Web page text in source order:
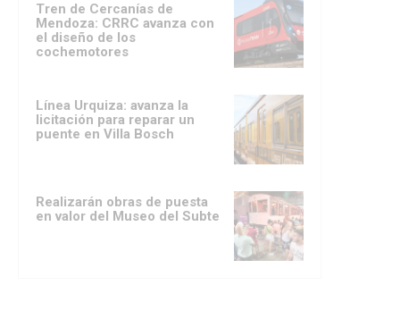
Tren de Cercanías de
Mendoza: CRRC avanza con
el diseño de los
cochemotores
Línea Urquiza: avanza la
licitación para reparar un
puente en Villa Bosch
Realizarán obras de puesta
en valor del Museo del Subte